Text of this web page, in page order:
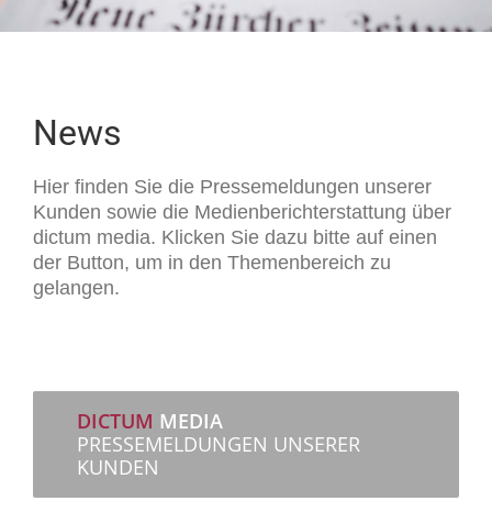
News
Hier finden Sie die Pressemeldungen unserer
Kunden sowie die Medienberichterstattung über
dictum media. Klicken Sie dazu bitte auf einen
der Button, um in den Themenbereich zu
gelangen.
DICTUM MEDIA
PRESSEMELDUNGEN UNSERER
KUNDEN